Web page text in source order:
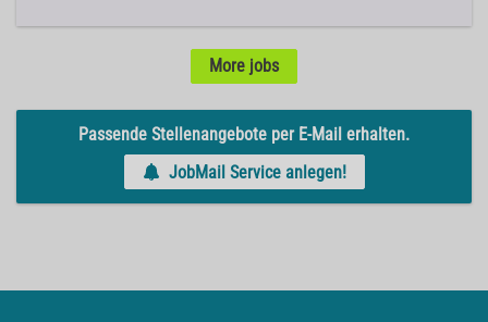
More jobs
Passende Stellenangebote per E-Mail erhalten.
JobMail Service anlegen!